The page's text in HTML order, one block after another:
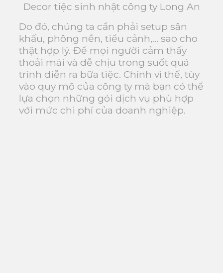
Decor tiệc sinh nhật công ty Long An
Do đó, chúng ta cần phải setup sân
khấu, phông nền, tiểu cảnh,… sao cho
thật hợp lý. Để mọi người cảm thấy
thoải mái và dễ chịu trong suốt quá
trình diễn ra bữa tiệc. Chính vì thế, tùy
vào quy mô của công ty mà bạn có thể
lựa chọn những gói dịch vụ phù hợp
với mức chi phí của doanh nghiệp.